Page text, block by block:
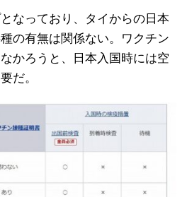
なっており、タイからの日本
の有無は関係ない。ワクチン
かろうと、日本入国時には空
だ。